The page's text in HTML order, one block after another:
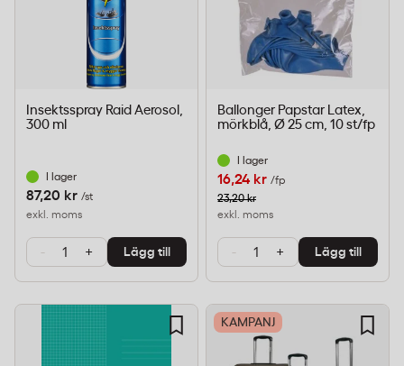
Insektsspray Raid Aerosol,
300 ml
I lager
87,20 kr /st
exkl. moms
- + Lägg till
Ballonger Papstar Latex,
mörkblå, Ø 25 cm, 10 st/fp
I lager
16,24 kr /fp
23,20 kr
exkl. moms
- + Lägg till
KAMPANJ